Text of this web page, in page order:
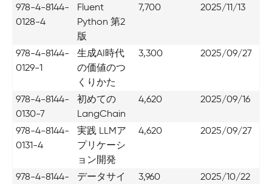
978-4-8144-
0128-4
Fluent
Python 第2
版
7,700 2025/11/13
978-4-8144-
0129-1
生成AI時代
の価値のつ
くりかた
3,300 2025/09/27
978-4-8144-
0130-7
初めての
LangChain
4,620 2025/09/16
978-4-8144-
0131-4
実践 LLMア
プリケーシ
ョン開発
4,620 2025/09/27
978-4-8144-
データサイ
3,960 2025/10/22